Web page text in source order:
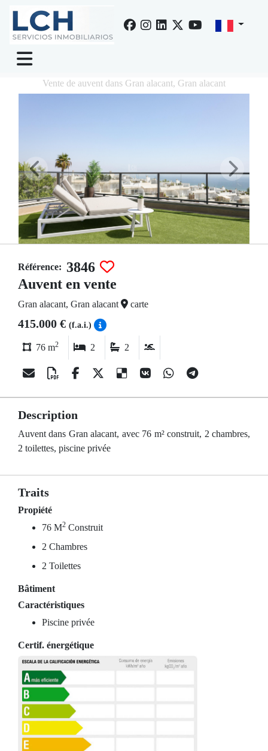
Vente de auvent dans Gran alacant, Gran alacant
Référence: 3846
Auvent en vente
Gran alacant, Gran alacant carte
415.000 € (f.a.i.)
76 m2 2 2
Description
Auvent dans Gran alacant, avec 76 m² construit, 2 chambres,
2 toilettes, piscine privée
Traits
Propiété
76 M2 Construit
2 Chambres
2 Toilettes
Bâtiment
Caractéristiques
Piscine privée
Certif. énergétique